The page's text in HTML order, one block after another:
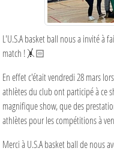
L'U.S.A basket ball nous a invité à
match !🤸🏻
En effet c'était vendredi 28 mars
athlètes du club ont participé à ce
magnifique show, que des
athlètes pour les compétitions à
Merci à U.S.A basket ball de nous